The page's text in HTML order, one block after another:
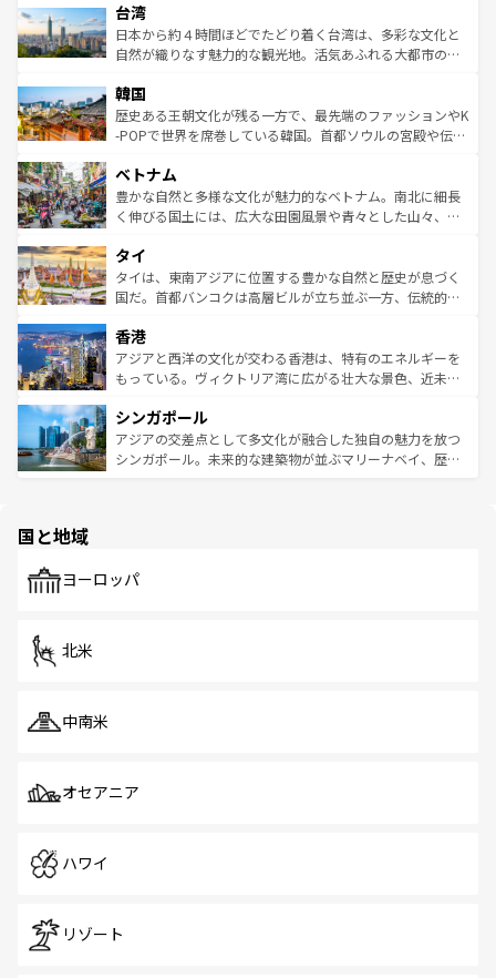
ならではの贅沢な旅のスタイルだ。 なお、新着のアメリカ
情報はコンテンツ一覧を参照してほしい。
れるおもてなしの心で訪れる人々を迎えてくれるハワイの
人々、おいしいローカルフードやハワイアンミュージッ
ク、伝統的なフラダンスなど、すべてがハワイの魅力を彩
ワイを、存分に味わってほしい。 なお、新着のハワイ情報
はコンテンツ一覧を参照してほしい。
リアリーフや大陸中央部にそびえるウルル（エアーズロッ
ク）、タスマニアの美しい原生林やケアンズの熱帯雨林な
ど、見どころがたくさん。また、カフェやワイン、オージ
いる。アクティビティも充実しており、サーフィンやダイ
ビング、ハイキングなど、アウトドア好きにはたまらな
い。オーストラリアの多彩な魅力を存分に味わいつくそ
参照してほしい。
台湾
日本から約４時間ほどでたどり着く台湾は、多彩な文化と
自然が織りなす魅力的な観光地。活気あふれる大都市の台
ン）、静ひつな山岳地帯である台湾東部など、都市の喧騒
と山間の静けさが共存しており、訪れる人に新しい発見と
驚きをもたらしてくれる。また、奥深い台湾の食文化も魅
容にもいいと評判のスイーツなど、バラエティ豊かな料理
が味わえる。 なお、新着の台湾情報は コンテンツ一覧を参
照してほしい。
韓国
歴史ある王朝文化が残る一方で、最先端のファッションやK
-POPで世界を席巻している韓国。首都ソウルの宮殿や伝統
き、地方に足を延ばせば四季折々の自然美を楽しむことが
できる。そして、キムチや焼肉、絶品のストリートフード
まで、さまざまな韓国料理が待っている。夜には、韓国な
リティに包まれながら、韓国の多彩な魅力を心ゆくまで味
わってみてほしい。 なお、新着の韓国情報はコンテンツ一
覧を参照してほしい。
ベトナム
豊かな自然と多様な文化が魅力的なベトナム。南北に細長
く伸びる国土には、広大な田園風景や青々とした山々、世
急速な発展と共に伝統が息づく。ハノイの古い町並みやホ
ーチミン市のフランス統治時代の建物も、独特の雰囲気を
醸し出している。また、バラエティの豊かさとおいしさで
とつ。フォーやバインミー、ベトナムコーヒーなどは、ぜ
ひ現地で味わいたい。どの地域を訪れてもあたたかい人々
が旅行者を迎えてくれるので、きっと忘れられない旅にな
参照してほしい。
タイ
タイは、東南アジアに位置する豊かな自然と歴史が息づく
国だ。首都バンコクは高層ビルが立ち並ぶ一方、伝統的な
の活気が交差している。北部ではチェンマイなどの山岳地
帯で自然と触れ合い、南部ではプーケットやクラビの美し
いビーチでリゾート気分を楽しむことができる。タイ料理
激する。気候は一年中温暖で、どの季節にも異なる楽しみ
が待っている。親しみやすいタイの人々、仏教を中心とし
た文化、そして多様な観光資源が、訪れる旅人を魅了し続
香港
アジアと西洋の文化が交わる香港は、特有のエネルギーを
もっている。ヴィクトリア湾に広がる壮大な景色、近未来
み、どこを訪れても感動するはず。観光スポットが密集し
ており、効率よく見どころを回れるのも魅力。息をのむよ
うな絶景から文化的な体験まで、香港を存分に楽しみ尽く
シンガポール
アジアの交差点として多文化が融合した独自の魅力を放つ
シンガポール。未来的な建築物が並ぶマリーナベイ、歴史
で、ホーカーズは地元の風情を楽しめる外せないスポット
国と地域
ヨーロッパ
北米
中南米
オセアニア
ハワイ
リゾート